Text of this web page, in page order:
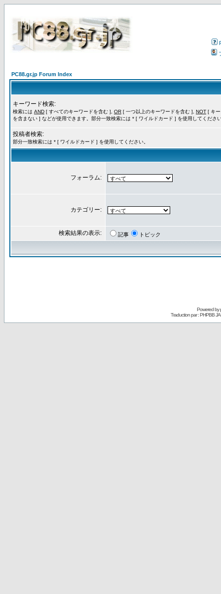
PC88.gr.jp Forum Index
キーワード検索:
検索には AND [ すべてのキーワードを含む ], OR [ 一つ以上のキーワードを含む ], NOT [ キ
を含まない ] などが使用できます。部分一致検索には * [ ワイルドカード ] を使用してくださ
投稿者検索:
部分一致検索には * [ ワイルドカード ] を使用してください。
フォーラム:
カテゴリー:
検索結果の表示: 記事 トピック
Powered by
Traduction par : PHPBB